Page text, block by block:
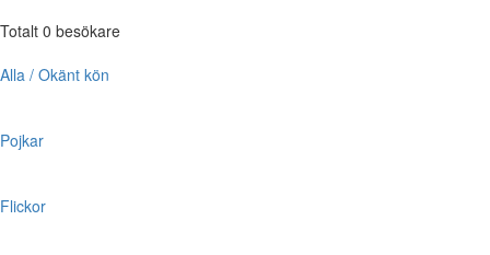
Totalt 0 besökare
Alla / Okänt kön
Pojkar
Flickor